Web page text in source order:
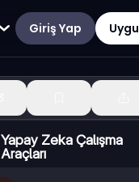
Giriş Yap
Yapay Zeka Çalışma
Araçları